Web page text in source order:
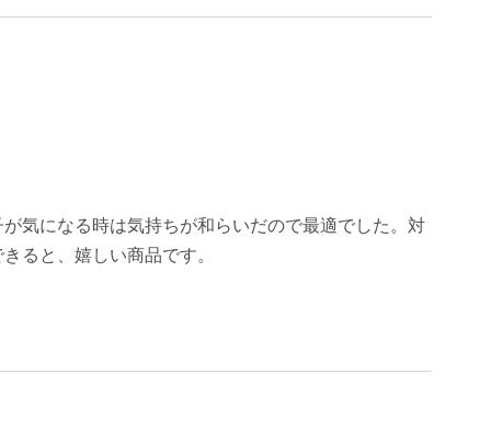
気になる時は気持ちが和らいだので最適でした。対
ると、嬉しい商品です。